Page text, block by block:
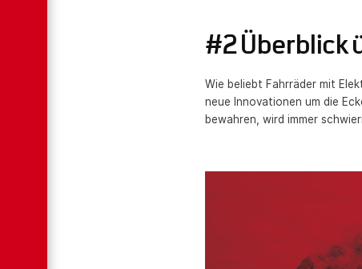
#2 Überblick
Wie beliebt Fahrräder mit
neue Innovationen um die
bewahren, wird immer